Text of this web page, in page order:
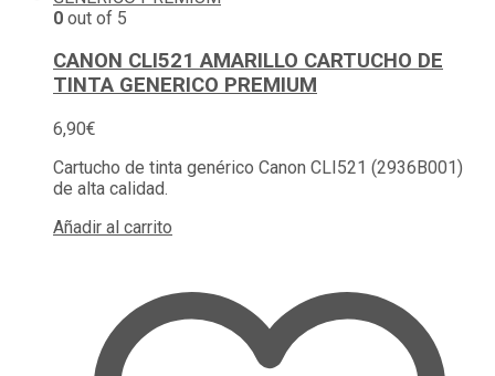
0 out of 5
CANON CLI521 AMARILLO CARTUCHO DE
TINTA GENERICO PREMIUM
6,90€
Cartucho de tinta genérico Canon CLI521 (2936B001)
de alta calidad.
Añadir al carrito